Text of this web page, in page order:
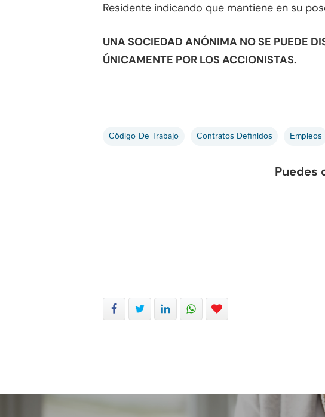
Residente indicando que mantiene en su
UNA SOCIEDAD ANÓNIMA NO SE PUEDE
ÚNICAMENTE POR LOS ACCIONISTAS.
Código De Trabajo Contratos Definidos Empleos
Puedes